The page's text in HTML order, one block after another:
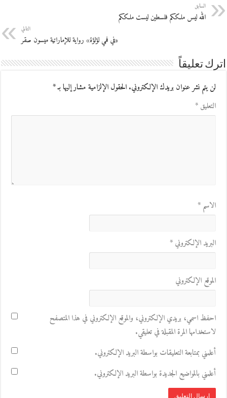
السابق
الله ليس ملككم فلسطين ليست ملككم
التالي
«في فمي لؤلؤة» رواية للإماراتية ميسون صقر
اترك تعليقاً
لن يتم نشر عنوان بريدك الإلكتروني.الحقول الإلزامية مشار إليها بـ*
التعليق*
الاسم*
البريد الإلكتروني*
الموقع الإلكتروني
احفظ اسمي، بريدي الإلكتروني، والموقع الإلكتروني في هذا المتصفح
لاستخدامها المرة المقبلة في تعليقي.
أعلمني بمتابعة التعليقات بواسطة البريد الإلكتروني.
أعلمني بالمواضيع الجديدة بواسطة البريد الإلكتروني.